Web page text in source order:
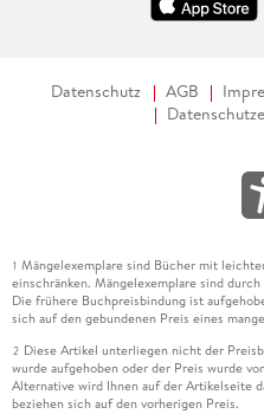
Datenschutz AGB
1 Mängelexemplare sind Bücher mit
einschränken. Mängelexemplare sind
Die frühere Buchpreisbindung ist
sich auf den gebundenen Preis eines
2 Diese Artikel unterliegen nicht der
wurde aufgehoben oder der Preis wurde
Alternative wird Ihnen auf der Artikelseite
beziehen sich auf den vorherigen Preis.